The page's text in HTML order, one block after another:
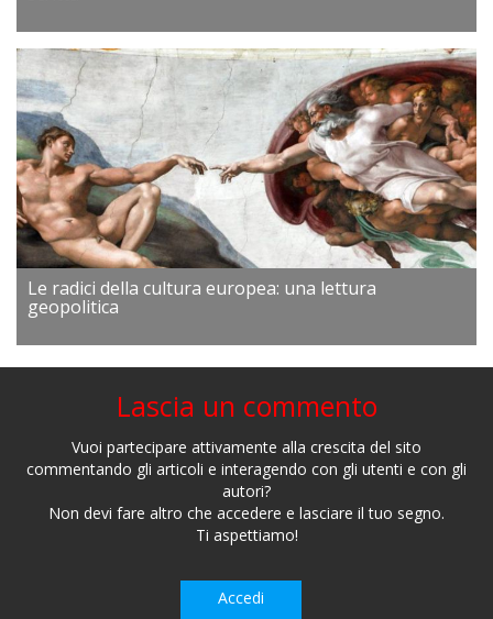
Le radici della cultura europea: una lettura
geopolitica
Lascia un commento
Vuoi partecipare attivamente alla crescita del sito
commentando gli articoli e interagendo con gli utenti e con gli
autori?
Non devi fare altro che accedere e lasciare il tuo segno.
Ti aspettiamo!
Accedi